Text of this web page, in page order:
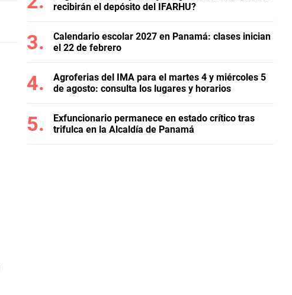
recibirán el depósito del IFARHU?
Calendario escolar 2027 en Panamá: clases inician
el 22 de febrero
Agroferias del IMA para el martes 4 y miércoles 5
de agosto: consulta los lugares y horarios
Exfuncionario permanece en estado crítico tras
trifulca en la Alcaldía de Panamá